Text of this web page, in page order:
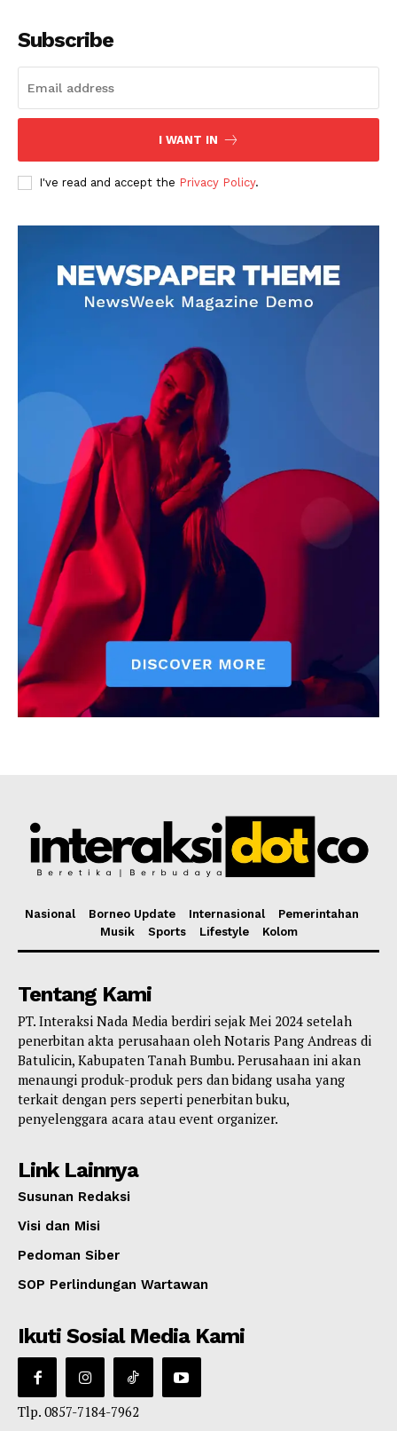
Subscribe
I WANT IN
I've read and accept the Privacy Policy.
Nasional Borneo Update Internasional
Pemerintahan
Musik
Sports Lifestyle Kolom
Tentang Kami
PT. Interaksi Nada Media berdiri sejak Mei 2024 setelah
penerbitan akta perusahaan oleh Notaris Pang Andreas di
Batulicin, Kabupaten Tanah Bumbu. Perusahaan ini akan
menaungi produk-produk pers dan bidang usaha yang
terkait dengan pers seperti penerbitan buku,
penyelenggara acara atau event organizer.
Link Lainnya
Susunan Redaksi
Visi dan Misi
Pedoman Siber
SOP Perlindungan Wartawan
Ikuti Sosial Media Kami
Tlp. 0857-7184-7962